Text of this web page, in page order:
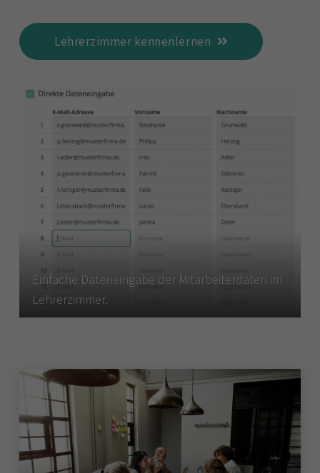
Lehrerzimmer kennenlernen
Einfache Dateneingabe der Mitarbeiterdaten im
Lehrerzimmer.